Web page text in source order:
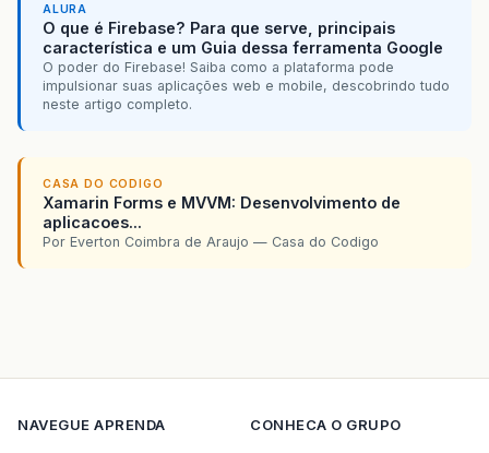
ALURA
O que é Firebase? Para que serve, principais
característica e um Guia dessa ferramenta Google
O poder do Firebase! Saiba como a plataforma pode
impulsionar suas aplicações web e mobile, descobrindo tudo
neste artigo completo.
CASA DO CODIGO
Xamarin Forms e MVVM: Desenvolvimento de
aplicacoes...
Por Everton Coimbra de Araujo — Casa do Codigo
NAVEGUE APRENDA
CONHECA O GRUPO